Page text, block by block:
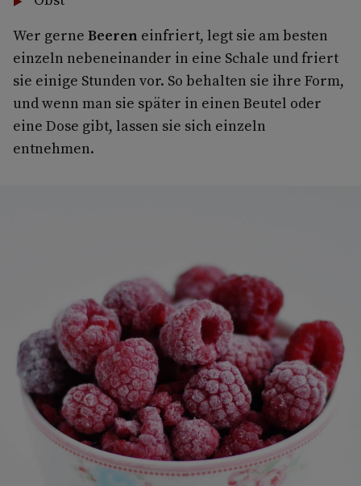
Wer gerne Beeren einfriert, legt sie am besten
einzeln nebeneinander in eine Schale und friert
sie einige Stunden vor. So behalten sie ihre Form,
und wenn man sie später in einen Beutel oder
eine Dose gibt, lassen sie sich einzeln
entnehmen.